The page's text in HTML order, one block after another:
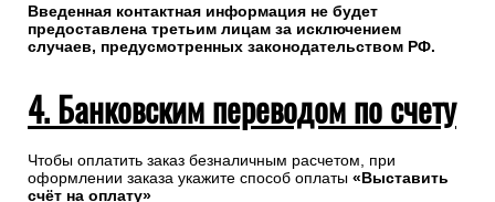
Visa или MasterCard Secure Code для проведения платежа
также может потребоваться ввод кода который придет Вам
от обслуживающего банка.
платежа и электронный кассовый чек.
Введенная контактная информация не будет
случаев, предусмотренных законодательством РФ.